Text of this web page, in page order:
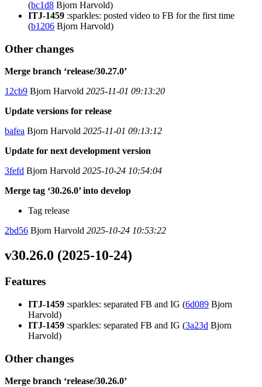
(bc1d8 Bjorn Harvold)
ITJ-1459 :sparkles: posted video to FB for the first time
(b1206 Bjorn Harvold)
Other changes
Merge branch ‘release/30.27.0’
12cb9 Bjorn Harvold 2025-11-01 09:13:20
Update versions for release
bafea Bjorn Harvold 2025-11-01 09:13:12
Update for next development version
3fefd Bjorn Harvold 2025-10-24 10:54:04
Merge tag ‘30.26.0’ into develop
Tag release
2bd56 Bjorn Harvold 2025-10-24 10:53:22
v30.26.0 (2025-10-24)
Features
ITJ-1459 :sparkles: separated FB and IG (6d089 Bjorn
Harvold)
ITJ-1459 :sparkles: separated FB and IG (3a23d Bjorn
Harvold)
Other changes
Merge branch ‘release/30.26.0’